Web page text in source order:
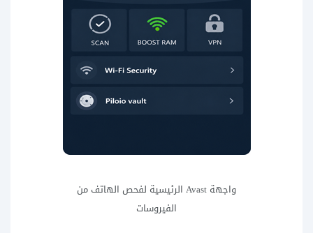
واجهة Avast الرئيسية لفحص الهاتف من
الفيروسات